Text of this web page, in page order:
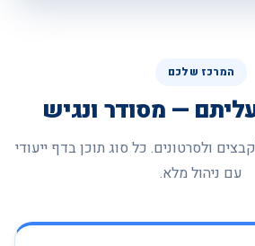
המרכז שלכם
— מסודר ונגיש
ולסרטונים. כל סוג תוכן בדף ייעודי
עם ניהול מלא.